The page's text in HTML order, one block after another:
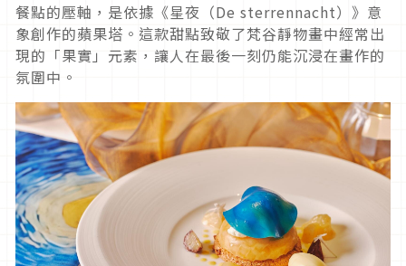
餐點的壓軸，是依據《星夜（De sterrennacht）》意
象創作的蘋果塔。這款甜點致敬了梵谷靜物畫中經常出
現的「果實」元素，讓人在最後一刻仍能沉浸在畫作的
氛圍中。